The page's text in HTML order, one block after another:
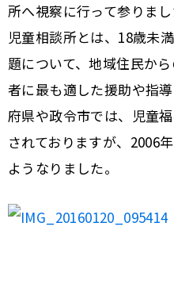
所へ視察に行って参りまし
児童相談所とは、18歳未
題について、地域住民か
者に最も適した援助や指
府県や政令市では、児童
されておりますが、2006
ようなりました。